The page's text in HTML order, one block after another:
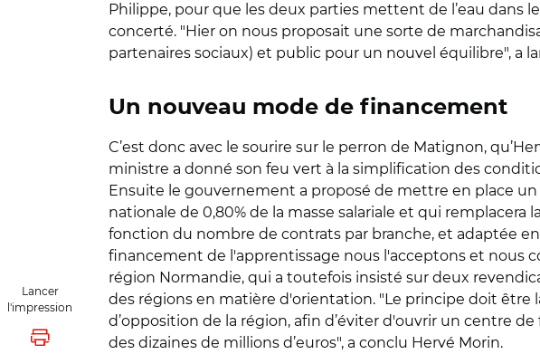
Lancer
l'impression
Lancer l'impression
Philippe, pour que les deux parties mettent de l’eau
concerté. "Hier on nous proposait une sorte de
partenaires sociaux) et public pour un nouvel équilibre", a
Un nouveau mode de financement
C’est donc avec le sourire sur le perron de Matignon,
ministre a donné son feu vert à la simplification des
Ensuite le gouvernement a proposé de mettre en place
nationale de 0,80% de la masse salariale et qui
fonction du nombre de contrats par branche, et adaptée
financement de l'apprentissage nous l'acceptons et nous
région Normandie, qui a toutefois insisté sur deux
des régions en matière d'orientation. "Le principe doit être
d’opposition de la région, afin d’éviter d'ouvrir un centre
des dizaines de millions d’euros", a conclu Hervé Morin.